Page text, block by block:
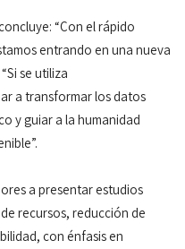
“Con el rápido
entrando en una nueva
se utiliza
a transformar los datos
y guiar a la humanidad
a presentar estudios
recursos, reducción de
con énfasis en